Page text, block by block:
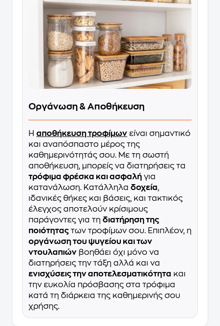
Οργάνωση & Αποθήκευση
Η αποθήκευση τροφίμων είναι σημαντικό
και αναπόσπαστο μέρος της
καθημερινότητάς σου. Με τη σωστή
αποθήκευση, μπορείς να διατηρήσεις τα
τρόφιμα φρέσκα και ασφαλή για
κατανάλωση. Κατάλληλα δοχεία,
ιδανικές θήκες και βάσεις, και τακτικός
έλεγχος αποτελούν κρίσιμους
παράγοντες για τη διατήρηση της
ποιότητας των τροφίμων σου. Επιπλέον, η
οργάνωση του ψυγείου και των
ντουλαπιών βοηθάει όχι μόνο να
διατηρήσεις την τάξη αλλά και να
ενισχύσεις την αποτελεσματικότητα και
την ευκολία πρόσβασης στα τρόφιμα
κατά τη διάρκεια της καθημερινής σου
χρήσης.